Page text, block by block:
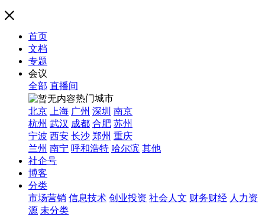
首页
文档
专题
会议
全部 直播间
热门城市
北京
上海 广州 深圳 南京
杭州 武汉 成都 合肥 苏州
宁波 西安 长沙 郑州 重庆
兰州 南宁 呼和浩特 哈尔滨 其他
社企号
博客
分类
市场营销 信息技术 创业投资 社会人文 财务财经 人力资
源 未分类